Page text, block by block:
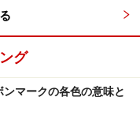
グ
マークの各色の意味と